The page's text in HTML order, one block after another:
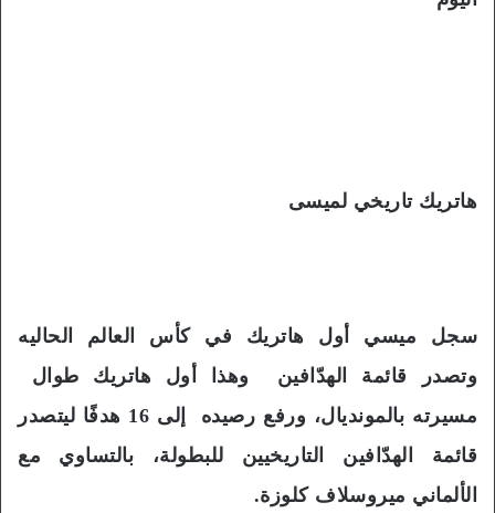
هاتريك تاريخي لميسى
سجل ميسي أول هاتريك في كأس العالم الحاليه
وتصدر قائمة الهدّافين وهذا أول هاتريك طوال
مسيرته بالمونديال، ورفع رصيده إلى 16 هدفًا ليتصدر
قائمة الهدّافين التاريخيين للبطولة، بالتساوي مع
الألماني ميروسلاف كلوزة.